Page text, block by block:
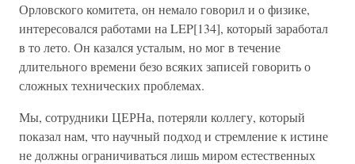
Орловского комитета, он немало говорил и о физике,
интересовался работами на LEP[134], который заработал
в то лето. Он казался усталым, но мог в течение
длительного времени безо всяких записей говорить о
сложных технических проблемах.
Мы, сотрудники ЦЕРНа, потеряли коллегу, который
показал нам, что научный подход и стремление к истине
не должны ограничиваться лишь миром естественных